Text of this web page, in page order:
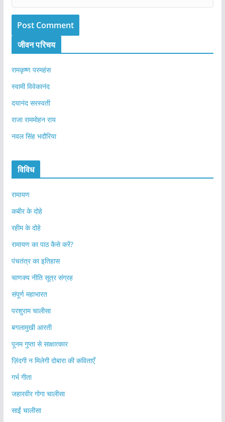
जीवन परिचय
रामकृष्ण परमहंस
स्वामी विवेकानंद
दयानंद सरस्वती
राजा राममोहन राय
नवल सिंह भदौरिया
विविध
रामायण
कबीर के दोहे
रहीम के दोहे
रामायण का पाठ कैसे करें?
पंचतंत्र का इतिहास
चाणक्य नीति सूत्र संग्रह
संपूर्ण महाभारत
परशुराम चालीसा
बगलामुखी आरती
पूनम गुप्ता से साक्षात्कार
ज़िंदगी न मिलेगी दोबारा की कविताएँ
गर्भ गीता
जहारवीर गोगा चालीसा
साईं चालीसा